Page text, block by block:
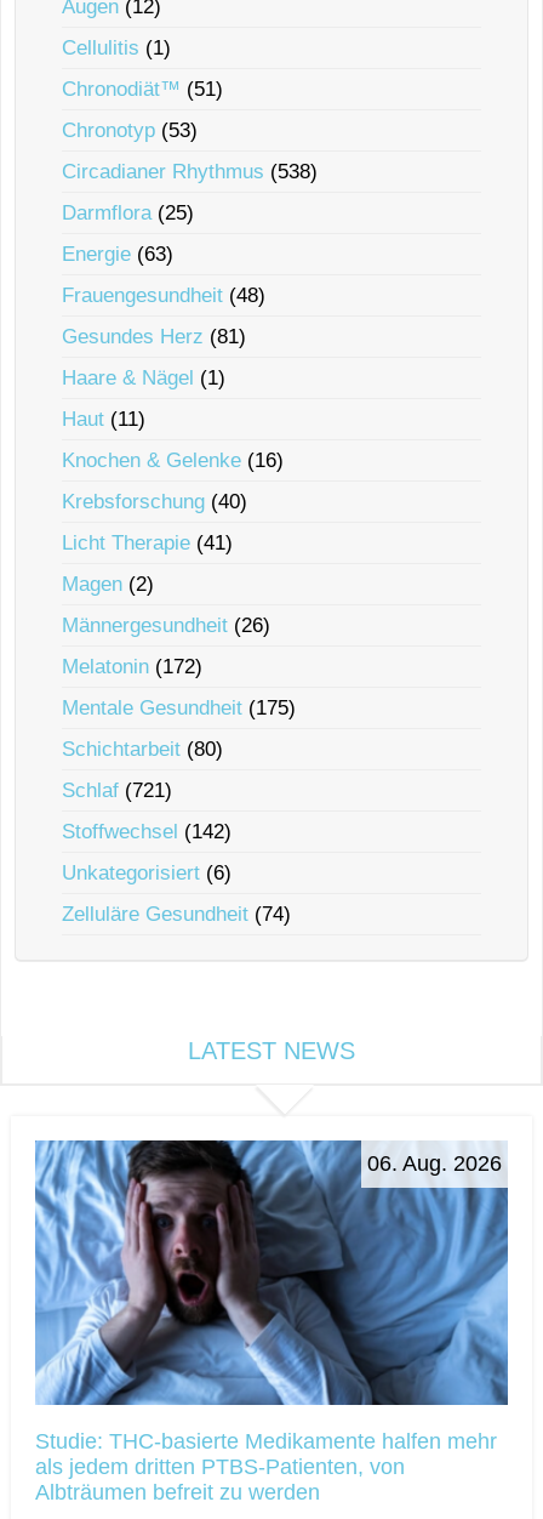
Augen (12)
Cellulitis (1)
Chronodiät™ (51)
Chronotyp (53)
Circadianer Rhythmus (538)
Darmflora(25)
Energie (63)
Frauengesundheit (48)
Gesundes Herz (81)
Haare & Nägel (1)
Haut (11)
Knochen & Gelenke (16)
Krebsforschung (40)
Licht Therapie (41)
Magen (2)
Männergesundheit (26)
Melatonin (172)
Mentale Gesundheit (175)
Schichtarbeit (80)
Schlaf (721)
Stoffwechsel (142)
Unkategorisiert (6)
Zelluläre Gesundheit (74)
LATEST NEWS
06. Aug. 2026
Studie: THC-basierte Medikamente halfen mehr
als jedem dritten PTBS-Patienten, von
Albträumen befreit zu werden